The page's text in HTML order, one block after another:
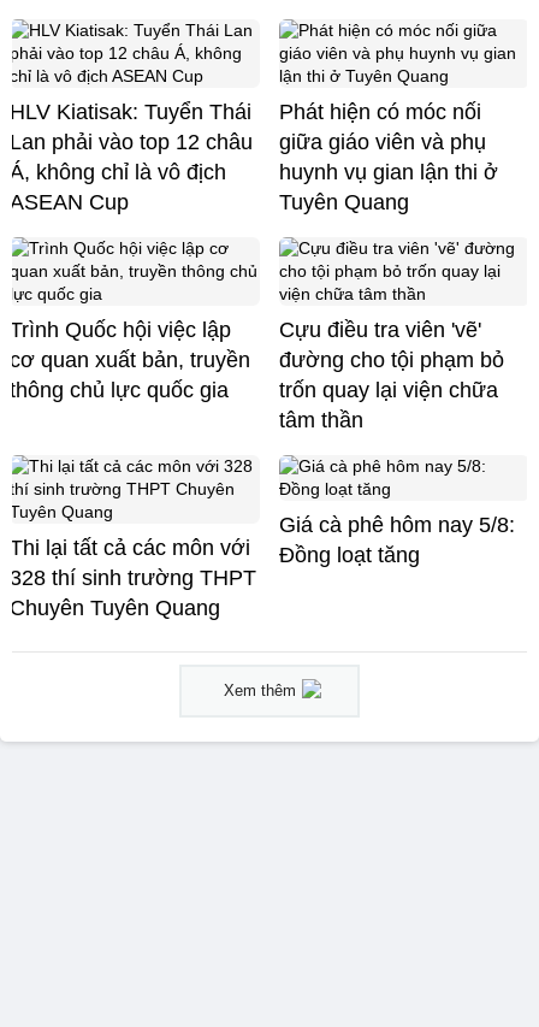
HLV Kiatisak: Tuyển Thái
Lan phải vào top 12 châu
Á, không chỉ là vô địch
ASEAN Cup
Phát hiện có móc nối
giữa giáo viên và phụ
huynh vụ gian lận thi ở
Tuyên Quang
Trình Quốc hội việc lập
cơ quan xuất bản, truyền
thông chủ lực quốc gia
Cựu điều tra viên 'vẽ'
đường cho tội phạm bỏ
trốn quay lại viện chữa
tâm thần
Thi lại tất cả các môn với
328 thí sinh trường THPT
Chuyên Tuyên Quang
Giá cà phê hôm nay 5/8:
Đồng loạt tăng
Xem thêm